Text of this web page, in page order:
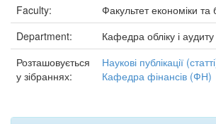
Faculty:
Факультет економіки та
Department:
Кафедра обліку і аудиту
Розташовується
у зібраннях:
Наукові публікації
Кафедра фінансів (ФН)